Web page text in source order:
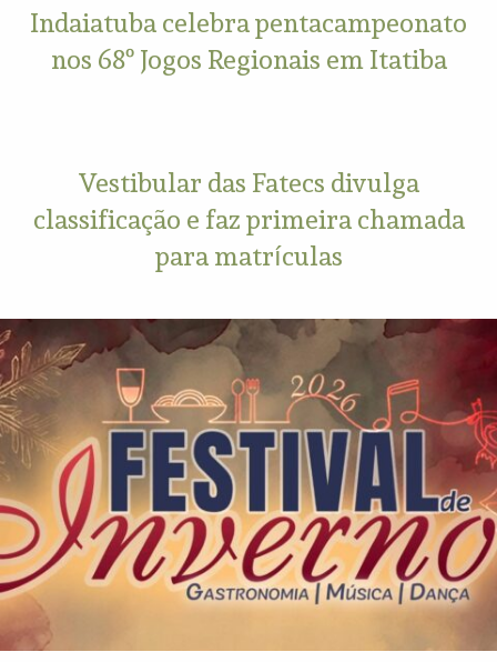
Indaiatuba celebra pentacampeonato
nos 68º Jogos Regionais em Itatiba
Vestibular das Fatecs divulga
classificação e faz primeira chamada
para matrículas